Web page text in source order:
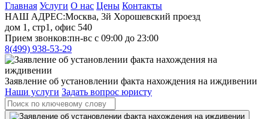
Главная Услуги О нас Цены Контакты
НАШ АДРЕС:Москва, 3й Хорошевский проезд
дом 1, стр1, офис 540
Прием звонков:пн-вс с 09:00 до 23:00
8(499) 938-53-29
Заявление об установлении факта нахождения на иждивении
Наши услуги Задать вопрос юристу